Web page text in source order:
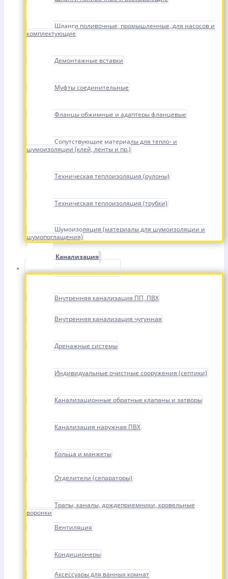
Шланги поливочные, промышленные, для насосов и
комплектующие
Демонтажные вставки
Муфты соединительные
Фланцы обжимные и адаптеры фланцевые
Сопутствующие материалы для тепло- и
шумоизоляции (клей, ленты и пр.)
Техническая теплоизоляция (рулоны)
Техническая теплоизоляция (трубки)
Шумоизоляция (материалы для шумоизоляции и
шумопоглащения)
Канализация
Внутренняя канализация ПП, ПВХ
Внутренняя канализация чугунная
Дренажные системы
Индивидуальные очистные сооружения (септики)
Канализационные обратные клапаны и затворы
Канализация наружная ПВХ
Кольца и манжеты
Отделители (сепараторы)
Трапы, каналы, дождеприемники, кровельные
воронки
Вентиляция
Кондиционеры
Аксессуары для ванных комнат